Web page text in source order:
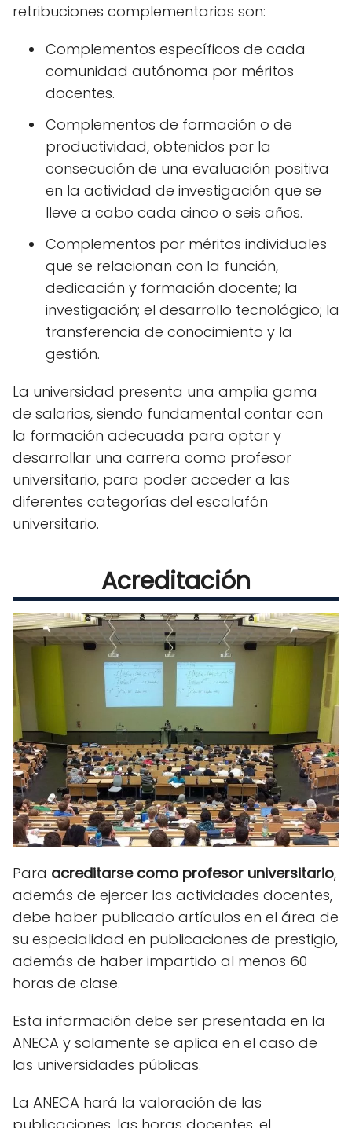
retribuciones complementarias son:
Complementos específicos de cada
comunidad autónoma por méritos
docentes.
Complementos de formación o de
productividad, obtenidos por la
consecución de una evaluación positiva
en la actividad de investigación que se
lleve a cabo cada cinco o seis años.
Complementos por méritos individuales
que se relacionan con la función,
dedicación y formación docente; la
investigación; el desarrollo tecnológico; la
transferencia de conocimiento y la
gestión.
La universidad presenta una amplia gama
de salarios, siendo fundamental contar con
la formación adecuada para optar y
desarrollar una carrera como profesor
universitario, para poder acceder a las
diferentes categorías del escalafón
universitario.
Acreditación
Para acreditarse como profesor universitario,
además de ejercer las actividades docentes,
debe haber publicado artículos en el área de
su especialidad en publicaciones de prestigio,
además de haber impartido al menos 60
horas de clase.
Esta información debe ser presentada en la
ANECA y solamente se aplica en el caso de
las universidades públicas.
La ANECA hará la valoración de las